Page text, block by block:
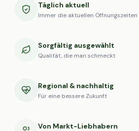
Täglich aktuell
Immer die aktuellen Öffnungszeiten
Sorgfältig ausgewählt
Qualität, die man schmeckt
Regional & nachhaltig
Für eine bessere Zukunft
Von Markt-Liebhabern